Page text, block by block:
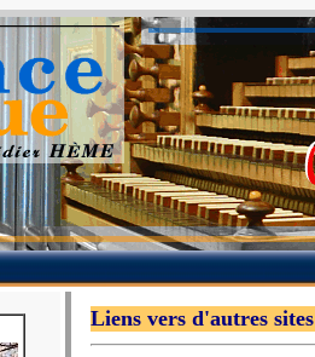
Liens vers d'autres sites